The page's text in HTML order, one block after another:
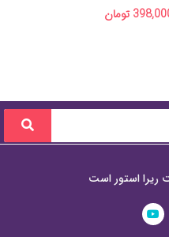
تومان
ریرا استور است